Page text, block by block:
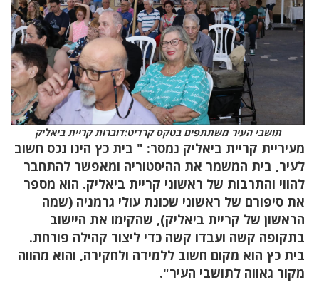
תושבי העיר משתתפים בטקס קרדיט:דוברות קריית ביאליק
מעיריית קריית ביאליק נמסר: " בית כץ הינו נכס חשוב
לעיר, בית המשמר את ההיסטוריה ומאפשר להתחבר
להווי והתרבות של ראשוני קריית ביאליק. הוא מספר
את סיפורם של ראשוני שכונת עולי גרמניה (שמה
הראשון של קריית ביאליק), שהקימו את היישוב
בתקופה קשה ועבדו קשה כדי ליצור קהילה פורחת.
בית כץ הוא מקום חשוב ללמידה ולחקירה, והוא מהווה
מקור גאווה לתושבי העיר".